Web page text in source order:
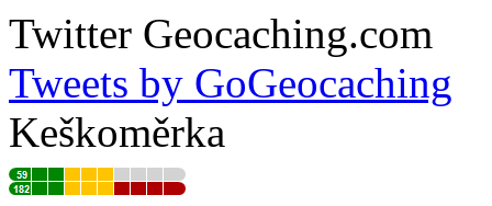
Twitter Geocaching.com
Tweets by GoGeocaching
Keškoměrka